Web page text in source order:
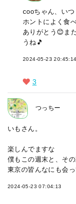
cooちゃん、いつ
ホントによく食
ありがとう😊ま
うね🎵
2024-05-23 20:45:14
3
つっちー
いもさん。
楽しんでますな
僕もこの週末と、そ
東京の皆んなにも会
2024-05-23 07:04:13